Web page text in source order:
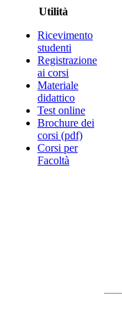
Utilità
Ricevimento
studenti
Registrazione
ai corsi
Materiale
didattico
Test online
Brochure dei
corsi (pdf)
Corsi per
Facoltà